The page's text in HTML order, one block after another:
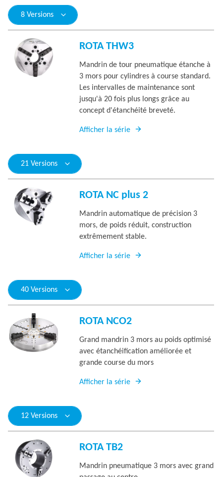
8 Versions
ROTA THW3
Mandrin de tour pneumatique étanche à
3 mors pour cylindres à course standard.
Les intervalles de maintenance sont
jusqu'à 20 fois plus longs grâce au
concept d'étanchéité breveté.
Afficher la série
21 Versions
ROTA NC plus 2
Mandrin automatique de précision 3
mors, de poids réduit, construction
extrêmement stable.
Afficher la série
40 Versions
ROTA NCO2
Grand mandrin 3 mors au poids optimisé
avec étanchéification améliorée et
grande course du mors
Afficher la série
12 Versions
ROTA TB2
Mandrin pneumatique 3 mors avec grand